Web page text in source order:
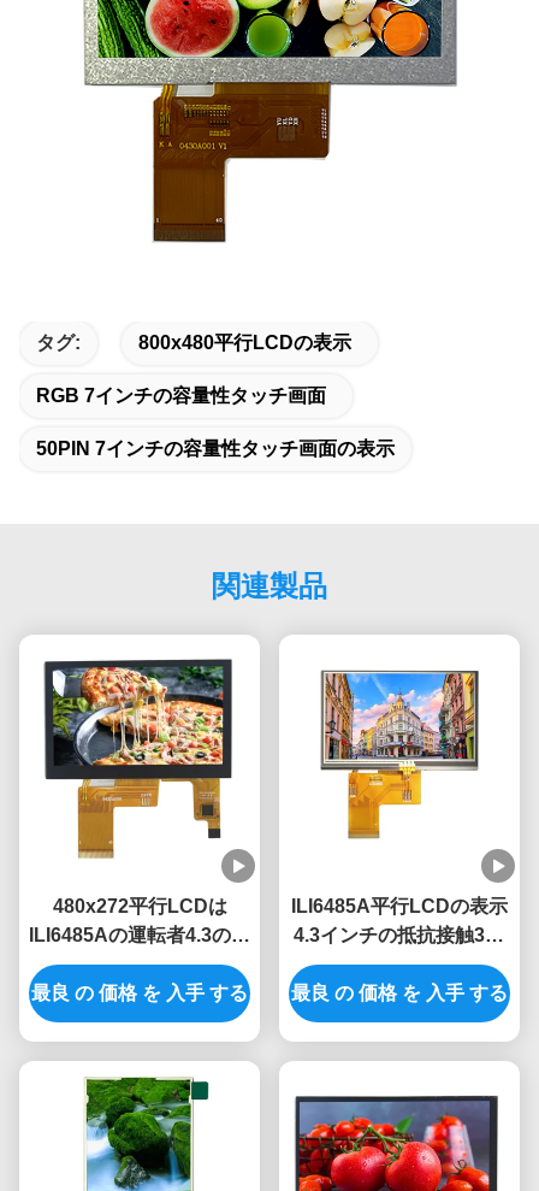
タグ: 800x480平行LCDの表示
RGB 7インチの容量性タッチ画面
50PIN 7インチの容量性タッチ画面の表示
関連製品
480x272平行LCDは
ILI6485Aの運転者4.3の容
量性タッチ画面40PIN
RGBを表示する
最良 の 価格 を 入手 する
ILI6485A平行LCDの表示
4.3インチの抵抗接触350
明るいTft Lcdモジュール
最良 の 価格 を 入手 する